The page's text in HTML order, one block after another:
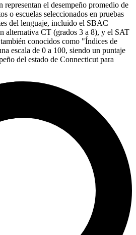
representan el desempeño promedio de
o escuelas seleccionados en pruebas
del lenguaje, incluido el SBAC
alternativa CT (grados 3 a 8), y el SAT
conocidos como "Índices de
escala de 0 a 100, siendo un puntaje
del estado de Connecticut para